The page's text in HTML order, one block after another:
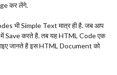
कर लेंगे.
भी Simple Text मात्र ही है. जब आप
Save करते है. तब यह HTML Code एक
जानते है इस HTML Document को